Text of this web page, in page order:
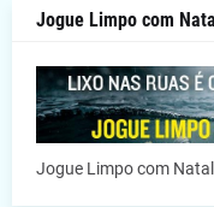
Jogue Limpo com Natal
Jogue Limpo com Natal